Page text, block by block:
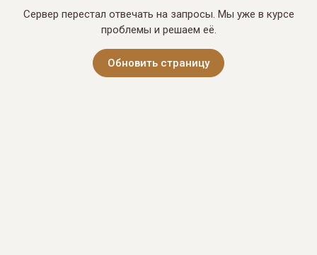
Сервер перестал отвечать на запросы. Мы уже в курсе
проблемы и решаем её.
Обновить страницу